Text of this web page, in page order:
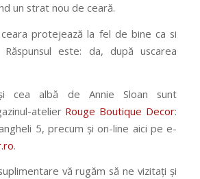
un strat nou de ceară.
protejează la fel de bine ca si
este: da, după uscarea
cea albă de Annie Sloan sunt
atelier Rouge Boutique Decor:
5, precum și on-line aici pe e-
.
vă rugăm să ne vizitați și